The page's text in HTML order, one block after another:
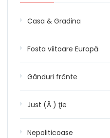
Casa & Gradina
Fosta viitoare Europă
Gânduri frânte
Just (Ă ) ţie
Nepoliticoase